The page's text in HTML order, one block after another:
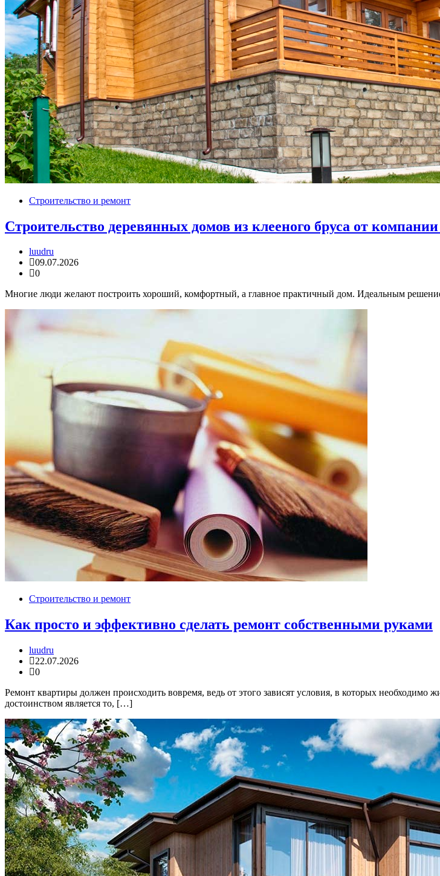
Строительство и ремонт
Строительство деревянных домов из клееного бруса от
luudru
09.07.2026
0
Многие люди желают построить хороший, комфортный, а главное практичный дом. Идеальным
Строительство и ремонт
Как просто и эффективно сделать ремонт собственными руками
luudru
22.07.2026
0
Ремонт квартиры должен происходить вовремя, ведь от этого зависят условия, в которых
достоинством является то, […]